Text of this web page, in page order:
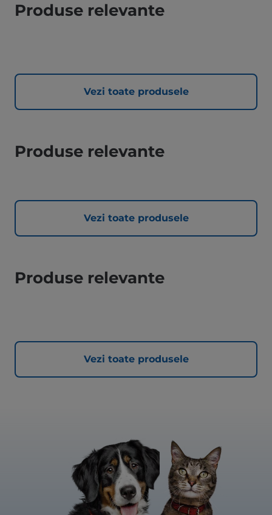
Produse relevante
Vezi toate produsele
Produse relevante
Vezi toate produsele
Produse relevante
Vezi toate produsele